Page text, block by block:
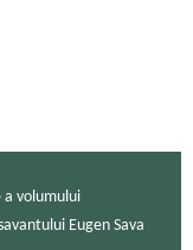
a volumului
Eugen Sava